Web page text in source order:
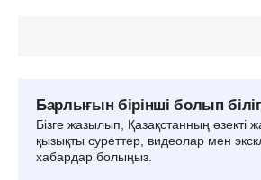
Барлығын бірінші болып
Бізге жазылып, Қазақстанның өзекті
қызықты суреттер, видеолар мен
хабардар болыңыз.